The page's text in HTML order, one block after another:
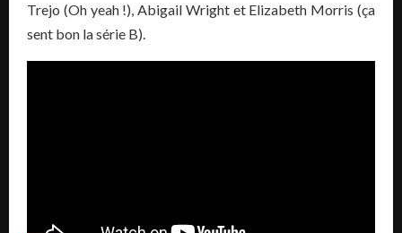
Trejo (Oh yeah !), Abigail Wright et Elizabeth Morris (ça
sent bon la série B).